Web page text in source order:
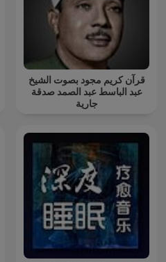
قرآن كريم مجود بصوت الشيخ
عبد الباسط عبد الصمد صدقة
جارية